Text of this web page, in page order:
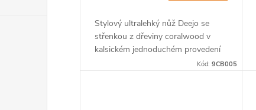
Stylový ultralehký nůž Deejo se
střenkou z dřeviny coralwood v
kalsickém jednoduchém provedení
Kód:9CB005